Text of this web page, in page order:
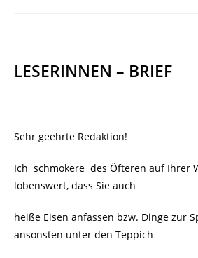
LESERINNEN – BRIEF
Sehr geehrte Redaktion!
Ich schmökere des Öfteren auf Ihrer
lobenswert, dass Sie auch
heiße Eisen anfassen bzw. Dinge zur
ansonsten unter den Teppich